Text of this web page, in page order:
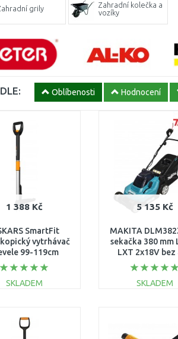
grily
Zahradní kolečka a
vozíky
Oblíbenosti Hodnocení
1 388 Kč
SmartFit
vytrhávač
99-119cm
1020125
SKLADEM
Porovnat
5 135 Kč
MAKITA
sekačka 380 mm
LXT 2x18V bez
SKLADEM